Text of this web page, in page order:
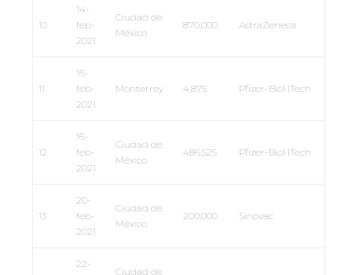
10
14-
feb-
2021
Ciudad de
México
870,000 AstraZeneca
11
16-
feb-
2021
Monterrey 4,875 Pfizer-BioNTech
12
16-
feb-
2021
Ciudad de
México
486,525 Pfizer-BioNTech
13
20-
feb-
2021
Ciudad de
México
200,000 Sinovac
22-
Ciudad de